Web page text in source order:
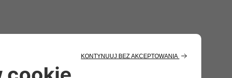
Twoje korzyści: